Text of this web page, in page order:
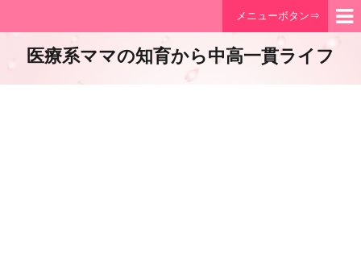
メニューボタン⇒
医療系ママの知育から中高一貫ライフ